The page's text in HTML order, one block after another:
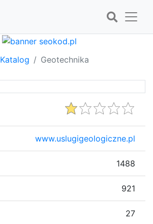
Katalog Geotechnika
www.uslugigeologiczne.pl
1488
921
27